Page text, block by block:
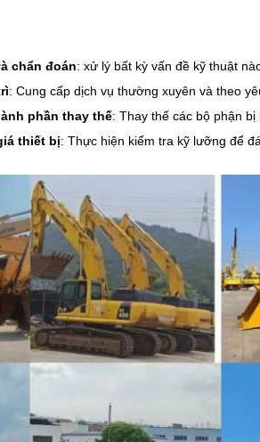
chẩn đoán: xử lý bất kỳ vấn đề kỹ thuật
: Cung cấp dịch vụ thường xuyên và theo
phần thay thế: Thay thế các bộ phận
thiết bị: Thực hiện kiểm tra kỹ lưỡng để